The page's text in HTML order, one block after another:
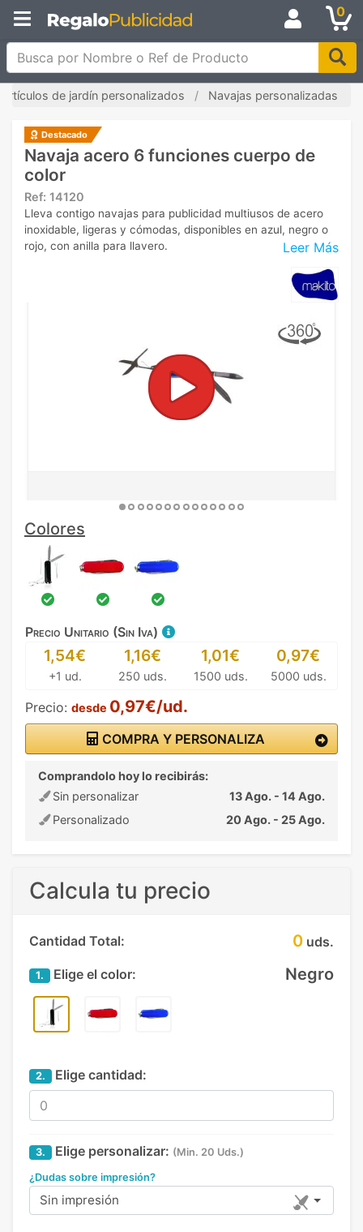
0
Busca por Nombre o Ref de Producto
Artículos de jardín personalizados Navajas personalizadas
Destacado
Navaja acero 6 funciones cuerpo de
color
Ref: 14120
Leer Más
Lleva contigo navajas para publicidad multiusos de acero
inoxidable, ligeras y cómodas, disponibles en azul, negro o
rojo, con anilla para llavero.
Colores
Precio Unitario (Sin Iva)
1,54€
+1 ud.
1,16€
250 uds.
1,01€
1500 uds.
0,97€
5000 uds.
Precio: desde 0,97€/ud.
COMPRA Y PERSONALIZA
Comprandolo hoy lo recibirás:
Sin personalizar
13 Ago. - 14 Ago.
Personalizado
20 Ago. - 25 Ago.
Calcula tu precio
Cantidad Total: 0 uds.
1. Elige el color: Negro
2. Elige cantidad:
3. Elige personalizar: (Min. 20 Uds.)
¿Dudas sobre impresión?
Sin impresión